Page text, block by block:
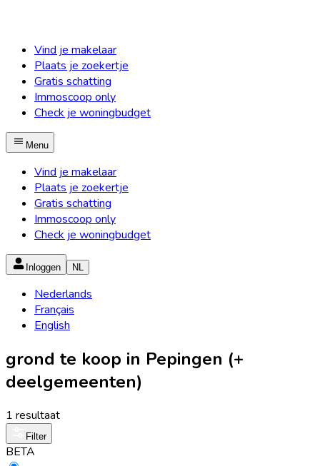
Vind je makelaar
Plaats je zoekertje
Gratis schatting
Immoscoop only
Check je woningbudget
Menu
Vind je makelaar
Plaats je zoekertje
Gratis schatting
Immoscoop only
Check je woningbudget
Inloggen NL
Nederlands
Français
English
grond te koop in Pepingen (+
deelgemeenten)
1 resultaat
Filter
BETA